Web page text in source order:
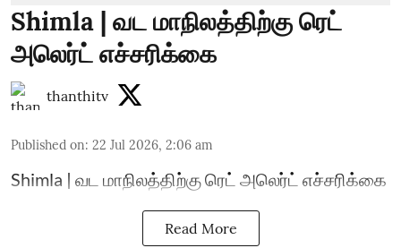
Shimla | வட மாநிலத்திற்கு ரெட்
அலெர்ட் எச்சரிக்கை
thanthitv
Published on: 22 Jul 2026, 2:06 am
Shimla | வட மாநிலத்திற்கு ரெட் அலெர்ட் எச்சரிக்கை
Read More